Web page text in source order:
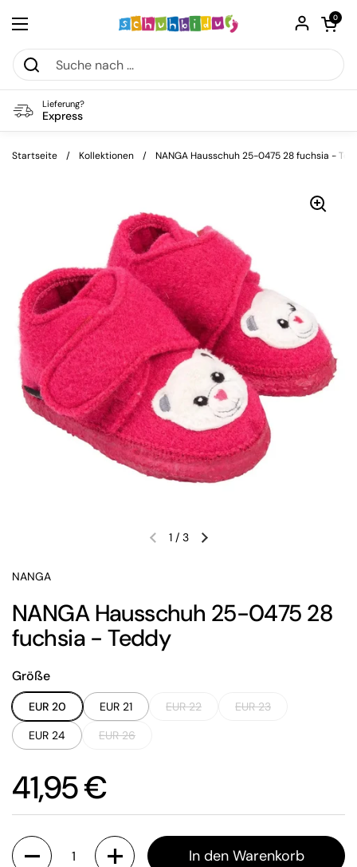
Menü öffnen
Warenkorb
0
Lieferung?
Express
Startseite / Kollektionen / NANGA Hausschuh 25-0475 28 fuchsia -
Vorherige FolieNächste Folie
1/ 3
NANGA
NANGA Hausschuh 25-0475 28
fuchsia - Teddy
Größe
EUR 20 EUR 21 EUR 22
EUR 23
EUR 24
EUR 26
Preis:
41,95 €
Anzahl
In den Warenkorb